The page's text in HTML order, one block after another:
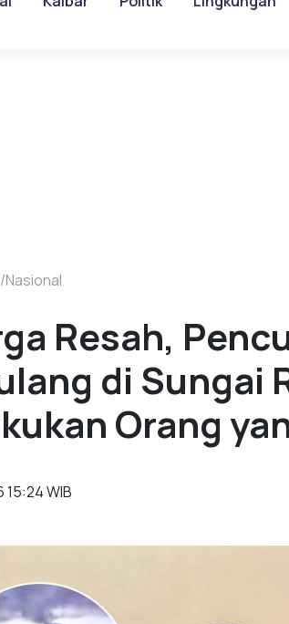
Nasional
Resah,
di Sungai
Orang
15:24 WIB